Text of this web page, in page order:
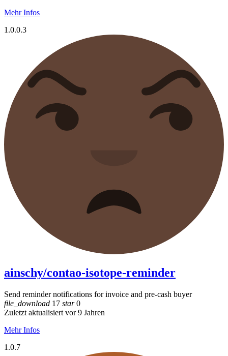
Mehr Infos
1.0.0.3
ainschy/contao-isotope-reminder
Send reminder notifications for invoice and pre-cash buyer
file_download 17 star0
Zuletzt aktualisiert vor 9 Jahren
Mehr Infos
1.0.7